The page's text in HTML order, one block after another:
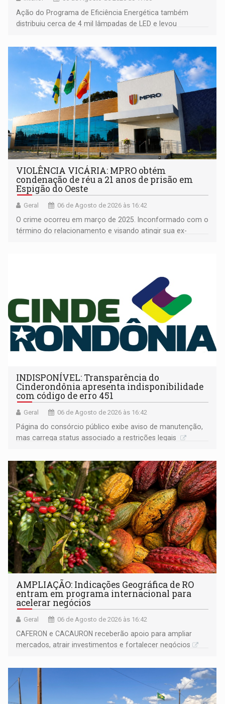
Ação do Programa de Eficiência Energética também
distribuiu cerca de 4 mil lâmpadas de LED e levou
comunidade
VIOLÊNCIA VICÁRIA: MPRO obtém
condenação de réu a 21 anos de prisão em
Espigão do Oeste
Geral 06 de Agosto de 2026 às 16:42
O crime ocorreu em março de 2025. Inconformado com o
término do relacionamento e visando atingir sua ex-
INDISPONÍVEL: Transparência do
Cinderondônia apresenta indisponibilidade
com código de erro 451
Geral 06 de Agosto de 2026 às 16:42
Página do consórcio público exibe aviso de manutenção,
mas carrega status associado a restrições legais
AMPLIAÇÃO: Indicações Geográfica de RO
entram em programa internacional para
acelerar negócios
Geral 06 de Agosto de 2026 às 16:42
CAFERON e CACAURON receberão apoio para ampliar
mercados, atrair investimentos e fortalecer negócios